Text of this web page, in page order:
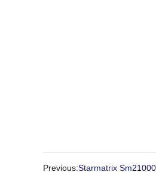
Previous:Starmatrix